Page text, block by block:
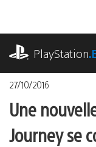
contenu
PlayStation
27/10/2016
Une
Journey se